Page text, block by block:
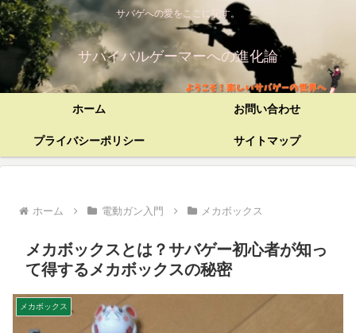
サバゲへの愛をここに記す。
サバイバルゲーマーへの進化論
ホーム お問い合わせ
プライバシーポリシー サイトマップ
ホーム 電動ガン入門 メカボックス
メカボックスとは？サバゲー初心者が知っ
て得するメカボックスの秘密
メカボックス